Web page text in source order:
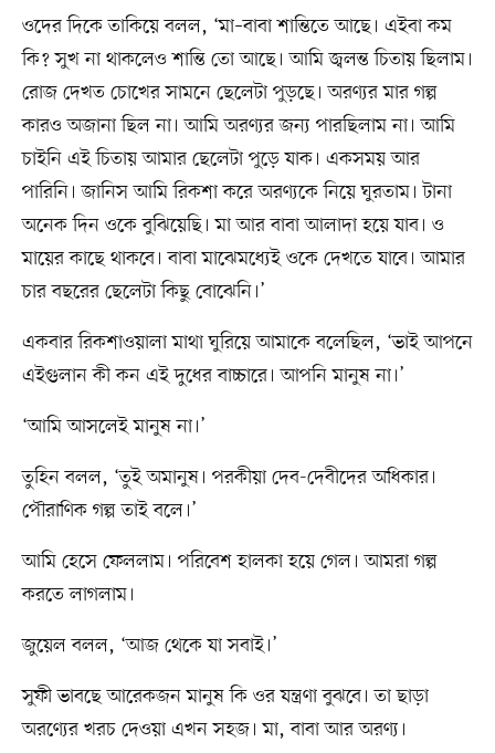
ওদের দিকে তাকিয়ে বলল, ‘মা–বাবা শান্তিতে আছে। এইবা কম
কি? সুখ না থাকলেও শান্তি তো আছে। আমি জ্বলন্ত চিতায় ছিলাম।
রোজ দেখত চোখের সামনে ছেলেটা পুড়ছে। অরণ্যর মার গল্প
কারও অজানা ছিল না। আমি অরণ্যর জন্য পারছিলাম না। আমি
চাইনি এই চিতায় আমার ছেলেটা পুড়ে যাক। একসময় আর
পারিনি। জানিস আমি রিকশা করে অরণ্যকে নিয়ে ঘুরতাম। টানা
অনেক দিন ওকে বুঝিয়েছি। মা আর বাবা আলাদা হয়ে যাব। ও
মায়ের কাছে থাকবে। বাবা মাঝেমধ্যেই ওকে দেখতে যাবে। আমার
চার বছরের ছেলেটা কিছু বোঝেনি।’
একবার রিকশাওয়ালা মাথা ঘুরিয়ে আমাকে বলেছিল, ‘ভাই আপনে
এইগুলান কী কন এই দুধের বাচ্চারে। আপনি মানুষ না।’
‘আমি আসলেই মানুষ না।’
তুহিন বলল, ‘তুই অমানুষ। পরকীয়া দেব-দেবীদের অধিকার।
পৌরাণিক গল্প তাই বলে।’
আমি হেসে ফেললাম। পরিবেশ হালকা হয়ে গেল। আমরা গল্প
করতে লাগলাম।
জুয়েল বলল, ‘আজ থেকে যা সবাই।’
সুফী ভাবছে আরেকজন মানুষ কি ওর যন্ত্রণা বুঝবে। তা ছাড়া
অরণ্যের খরচ দেওয়া এখন সহজ। মা, বাবা আর অরণ্য।